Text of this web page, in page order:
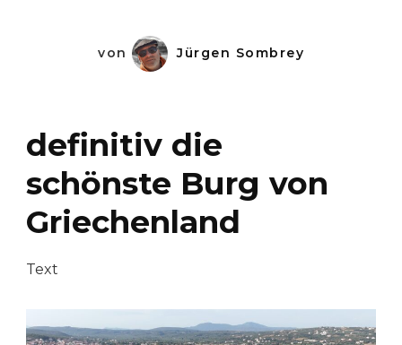
von Jürgen Sombrey
definitiv die
schönste Burg von
Griechenland
Text